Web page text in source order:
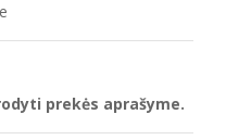
prekės aprašyme.